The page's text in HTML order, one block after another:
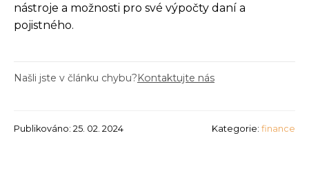
nástroje a možnosti pro své výpočty daní a
pojistného.
Našli jste v článku chybu?Kontaktujte nás
Publikováno: 25. 02. 2024 Kategorie: finance